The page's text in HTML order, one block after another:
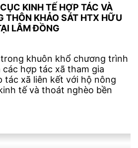
KINH TẾ HỢP TÁC VÀ
THÔN KHẢO SÁT HTX HỮU
LÂM ĐỒNG
khuôn khổ chương trình
các hợp tác xã tham gia
tác xã liên kết với hộ nông
tế và thoát nghèo bền